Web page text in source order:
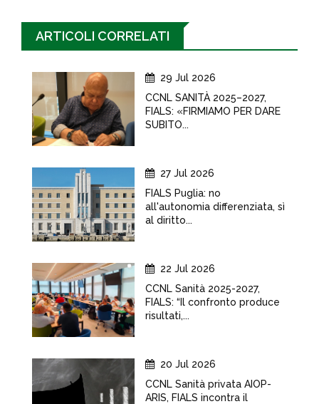
ARTICOLI CORRELATI
29 Jul 2026
CCNL SANITÀ 2025–2027,
FIALS: «FIRMIAMO PER DARE
SUBITO...
27 Jul 2026
FIALS Puglia: no
all'autonomia differenziata, sì
al diritto...
22 Jul 2026
CCNL Sanità 2025-2027,
FIALS: “Il confronto produce
risultati,...
20 Jul 2026
CCNL Sanità privata AIOP-
ARIS, FIALS incontra il